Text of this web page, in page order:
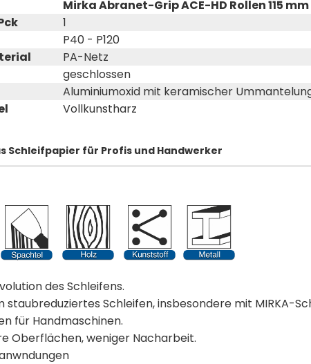
Mirka Abranet-Grip ACE-HD Rollen 115 mm
1
P40 - P120
PA-Netz
geschlossen
Aluminiumoxid mit keramischer
Vollkunstharz
Schleifpapier für Profis und Handwerker
des Schleifens.
staubreduziertes Schleifen, insbesondere mit MIRKA-
für Handmaschinen.
Oberflächen, weniger Nacharbeit.